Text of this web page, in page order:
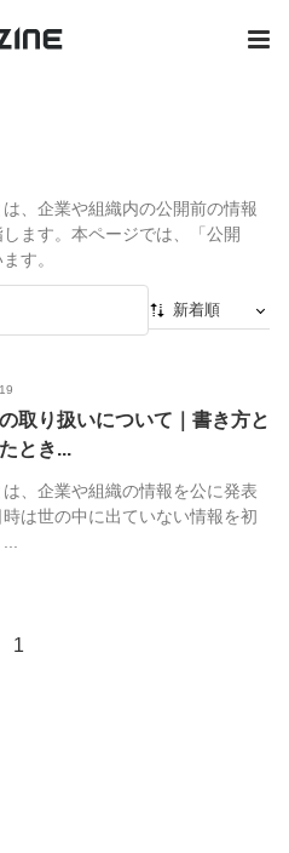
、企業や組織内の公開前の情報
ます。本ページでは、「公開
す。
新着順
人気順
取り扱いについて｜書き方と
とき...
、企業や組織の情報を公に発表
は世の中に出ていない情報を初
1